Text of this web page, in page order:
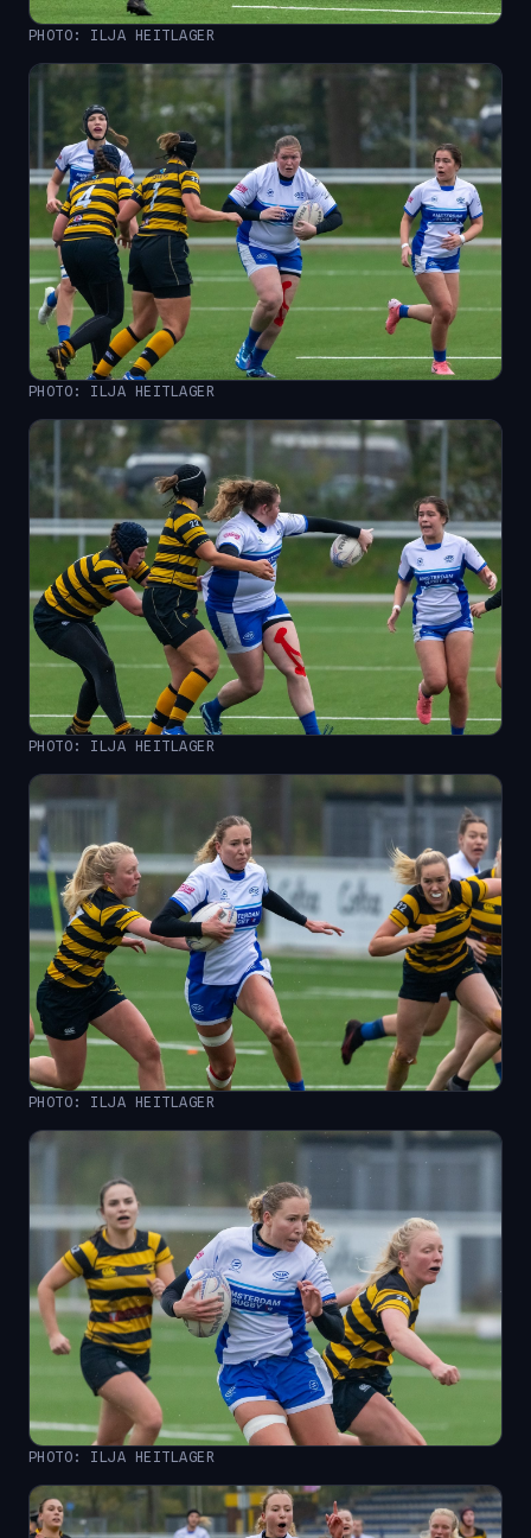
PHOTO: ILJA HEITLAGER
PHOTO: ILJA HEITLAGER
PHOTO: ILJA HEITLAGER
PHOTO: ILJA HEITLAGER
PHOTO: ILJA HEITLAGER